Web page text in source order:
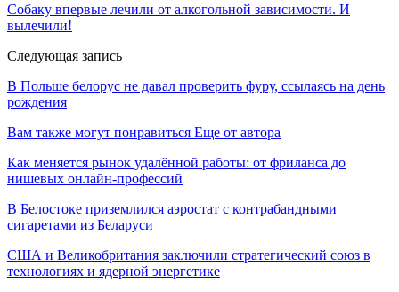
Собаку впервые лечили от алкогольной зависимости. И
вылечили!
Следующая запись
В Польше белорус не давал проверить фуру, ссылаясь на день
рождения
Вам также могут понравиться Еще от автора
Как меняется рынок удалённой работы: от фриланса до
нишевых онлайн-профессий
В Белостоке приземлился аэростат с контрабандными
сигаретами из Беларуси
США и Великобритания заключили стратегический союз в
технологиях и ядерной энергетике